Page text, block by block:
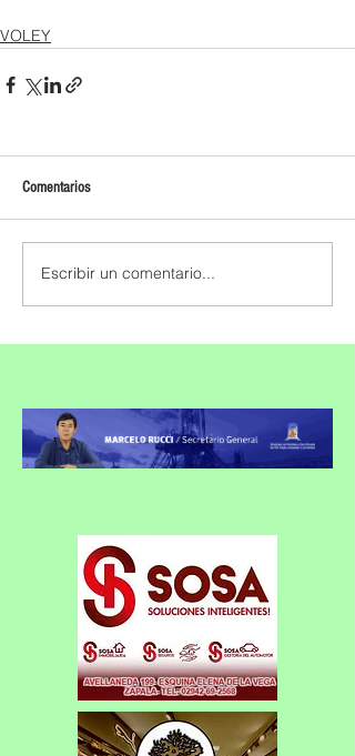
VOLEY
Comentarios
Escribir un comentario...